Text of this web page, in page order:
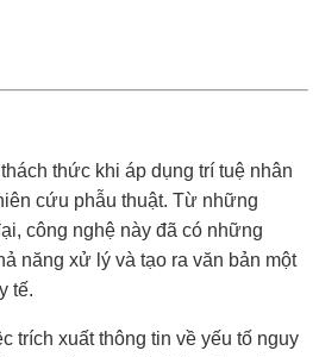
thức khi áp dụng trí tuệ nhân
cứu phẫu thuật. Từ những
công nghệ này đã có những
năng xử lý và tạo ra văn bản một
tế.
trích xuất thông tin về yếu tố nguy